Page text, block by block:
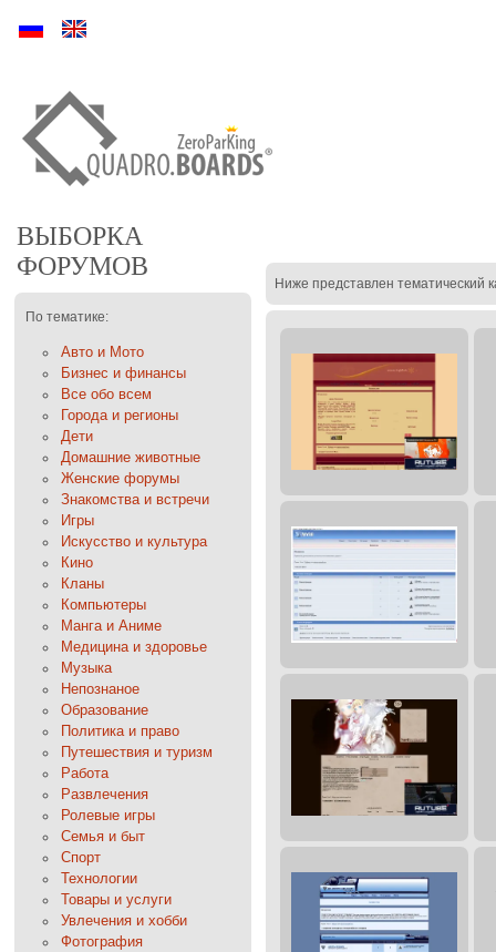
Ру En
ВЫБОРКА
ФОРУМОВ
По тематике:
Авто и Мото
Бизнес и финансы
Все обо всем
Города и регионы
Дети
Домашние животные
Женские форумы
Знакомства и встречи
Игры
Искусство и культура
Кино
Кланы
Компьютеры
Манга и Аниме
Медицина и здоровье
Музыка
Непознаное
Образование
Политика и право
Путешествия и туризм
Работа
Развлечения
Ролевые игры
Семья и быт
Спорт
Технологии
Товары и услуги
Увлечения и хобби
Фотография
Ниже представлен тематический